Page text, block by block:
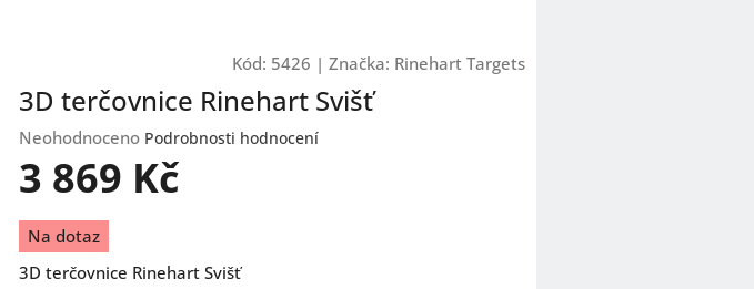
Kód: 5426 | Značka: Rinehart Targets
3D terčovnice Rinehart Svišť
Průměrné
hodnocení
produktu
0,0
z
5
Neohodnoceno Podrobnosti hodnocení
3 869 Kč
Měrná
cena:
Na dotaz
3D terčovnice Rinehart Svišť